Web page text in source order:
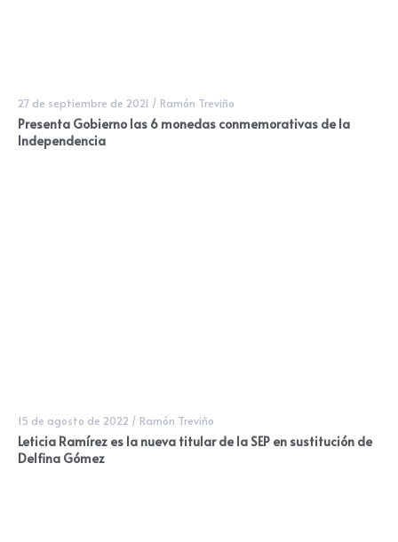
27 de septiembre de 2021 / Ramón Treviño
Presenta Gobierno las 6 monedas conmemorativas de la
Independencia
15 de agosto de 2022 / Ramón Treviño
Leticia Ramírez es la nueva titular de la SEP en sustitución de
Delfina Gómez